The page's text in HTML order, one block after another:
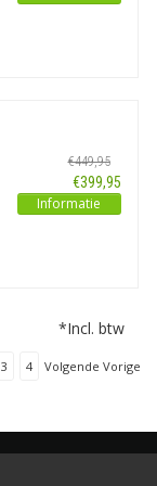
€449,95
€399,95
Informatie
*Incl. btw
3 4 Volgende Vorige